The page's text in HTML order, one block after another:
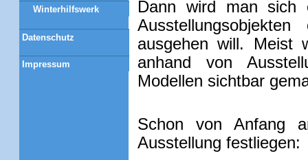
Winterhilfswerk
Datenschutz
Impressum
Dann wird man sich
ausgehen will. Meist
anhand von
Modellen sichtbar
Schon von Anfang
Ausstellung festliegen: